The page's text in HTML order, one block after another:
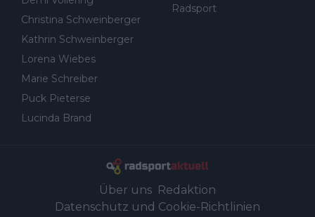
Christina Schweinberger
Kathrin Schweinberger
Lorena Wiebes
Marie Schreiber
Puck Pieterse
Lucinda Brand
Radsport
Über uns Redaktion
Datenschutz und Cookie-Richtlinien